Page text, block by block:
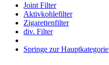
Joint Filter
Aktivkohlefilter
Zigarettenfilter
div. Filter
Springe zur Hauptkategorie